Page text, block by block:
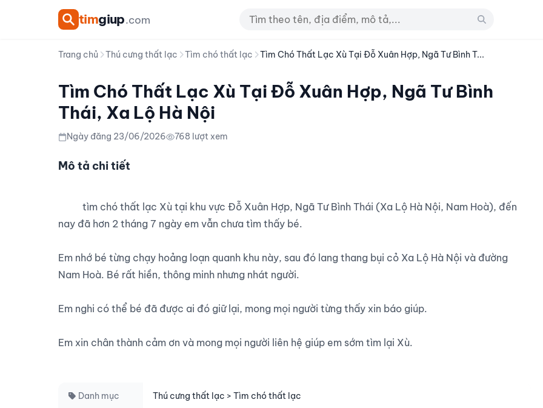
timgiup.com
Trang chủ Thú cưng thất lạc Tìm chó thất lạc Tìm Chó Thất Lạc Xù Tại Đỗ Xuân Hợp, Ngã Tư Bình T...
Tìm Chó Thất Lạc Xù Tại Đỗ Xuân Hợp, Ngã Tư Bình
Thái, Xa Lộ Hà Nội
Ngày đăng 23/06/2026 768 lượt xem
Mô tả chi tiết
nay đã hơn 2 tháng 7 ngày em vẫn chưa tìm thấy bé.
Em nhớ bé từng chạy hoảng loạn quanh khu này, sau đó lang thang bụi cỏ Xa Lộ Hà Nội và đường
Nam Hoà. Bé rất hiền, thông minh nhưng nhát người.
Em nghi có thể bé đã được ai đó giữ lại, mong mọi người từng thấy xin báo giúp.
Em xin chân thành cảm ơn và mong mọi người liên hệ giúp em sớm tìm lại Xù.
Danh mục Thú cưng thất lạc > Tìm chó thất lạc